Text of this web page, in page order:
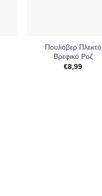
Πουλόβερ Πλεκτό
Βρεφικό Ροζ
€8,99